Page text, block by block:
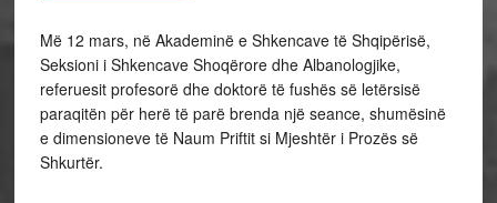
Më 12 mars, në Akademinë e Shkencave të Shqipërisë,
Seksioni i Shkencave Shoqërore dhe Albanologjike,
referuesit profesorë dhe doktorë të fushës së letërsisë
paraqitën për herë të parë brenda një seance, shumësinë
e dimensioneve të Naum Priftit si Mjeshtër i Prozës së
Shkurtër.